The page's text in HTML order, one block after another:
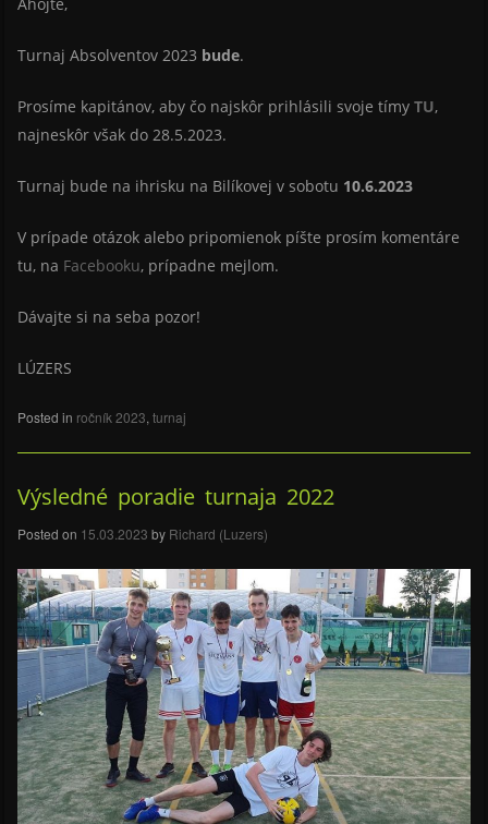
Turnaj Absolventov 2023 bude.
Prosíme kapitánov, aby čo najskôr prihlásili svoje tímy TU,
najneskôr však do 28.5.2023.
Turnaj bude na ihrisku na Bilíkovej v sobotu 10.6.2023
V prípade otázok alebo pripomienok píšte prosím komentáre
tu, na Facebooku, prípadne mejlom.
Dávajte si na seba pozor!
LÚZERS
Posted in ročník 2023, turnaj
Výsledné poradie turnaja 2022
Posted on 15.03.2023 by Richard (Luzers)